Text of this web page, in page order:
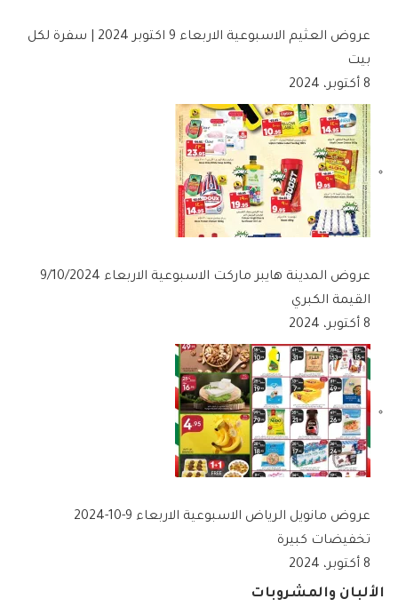
عروض العثيم الاسبوعية الاربعاء 9 اكتوبر 2024 | سفرة لكل
بيت
8 أكتوبر، 2024
عروض المدينة هايبر ماركت الاسبوعية الاربعاء 9/10/2024
القيمة الكبري
8 أكتوبر، 2024
عروض مانويل الرياض الاسبوعية الاربعاء 9-10-2024
تخفيضات كبيرة
8 أكتوبر، 2024
الألبان والمشروبات